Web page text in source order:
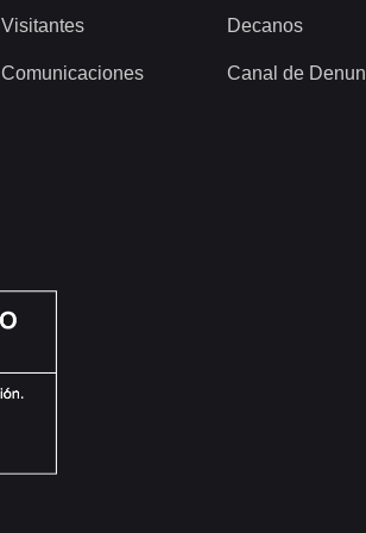
Visitantes
Comunicaciones
Decanos
Canal de